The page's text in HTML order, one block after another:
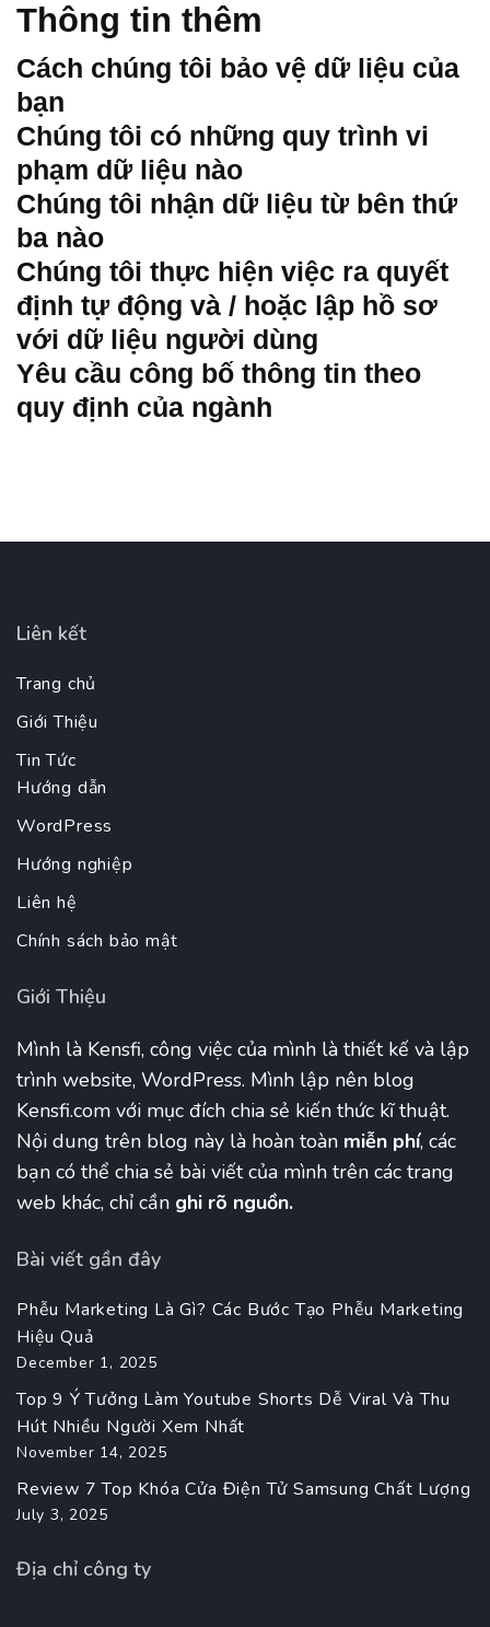
Thông tin thêm
Cách chúng tôi bảo vệ dữ liệu của
bạn
Chúng tôi có những quy trình vi
phạm dữ liệu nào
Chúng tôi nhận dữ liệu từ bên thứ
ba nào
Chúng tôi thực hiện việc ra quyết
định tự động và / hoặc lập hồ sơ
với dữ liệu người dùng
Yêu cầu công bố thông tin theo
quy định của ngành
Liên kết
Trang chủ
Giới Thiệu
Tin Tức
Hướng dẫn
WordPress
Hướng nghiệp
Liên hệ
Chính sách bảo mật
Giới Thiệu
Mình là Kensfi, công việc của mình là thiết kế và lập
trình website, WordPress. Mình lập nên blog
Kensfi.com với mục đích chia sẻ kiến thức kĩ thuật.
Nội dung trên blog này là hoàn toàn miễn phí, các
bạn có thể chia sẻ bài viết của mình trên các trang
web khác, chỉ cần ghi rõ nguồn.
Bài viết gần đây
Phễu Marketing Là Gì? Các Bước Tạo Phễu Marketing
Hiệu Quả
December 1, 2025
Top 9 Ý Tưởng Làm Youtube Shorts Dễ Viral Và Thu
Hút Nhiều Người Xem Nhất
November 14, 2025
Review 7 Top Khóa Cửa Điện Tử Samsung Chất Lượng
July 3, 2025
Địa chỉ công ty